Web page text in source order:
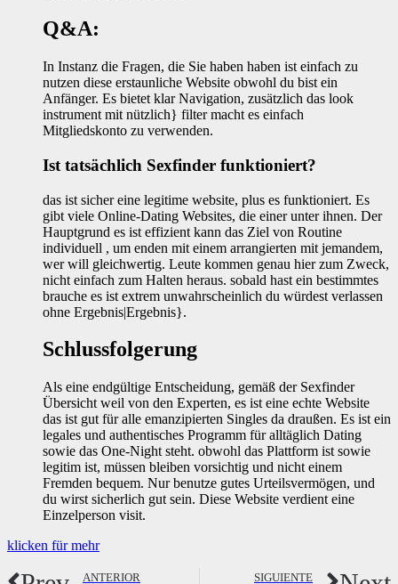
Q&A:
In Instanz die Fragen, die Sie haben haben ist einfach zu
nutzen diese erstaunliche Website obwohl du bist ein
Anfänger. Es bietet klar Navigation, zusätzlich das look
instrument mit nützlich} filter macht es einfach
Mitgliedskonto zu verwenden.
Ist tatsächlich Sexfinder funktioniert?
das ist sicher eine legitime website, plus es funktioniert. Es
gibt viele Online-Dating Websites, die einer unter ihnen. Der
Hauptgrund es ist effizient kann das Ziel von Routine
individuell , um enden mit einem arrangierten mit jemandem,
wer will gleichwertig. Leute kommen genau hier zum Zweck,
nicht einfach zum Halten heraus. sobald hast ein bestimmtes
brauche es ist extrem unwahrscheinlich du würdest verlassen
ohne Ergebnis|Ergebnis}.
Schlussfolgerung
Als eine endgültige Entscheidung, gemäß der Sexfinder
Übersicht weil von den Experten, es ist eine echte Website
das ist gut für alle emanzipierten Singles da draußen. Es ist ein
legales und authentisches Programm für alltäglich Dating
sowie das One-Night steht. obwohl das Plattform ist sowie
legitim ist, müssen bleiben vorsichtig und nicht einem
Fremden bequem. Nur benutze gutes Urteilsvermögen, und
du wirst sicherlich gut sein. Diese Website verdient eine
Einzelperson visit.
klicken für mehr
ANTERIOR SIGUIENTE